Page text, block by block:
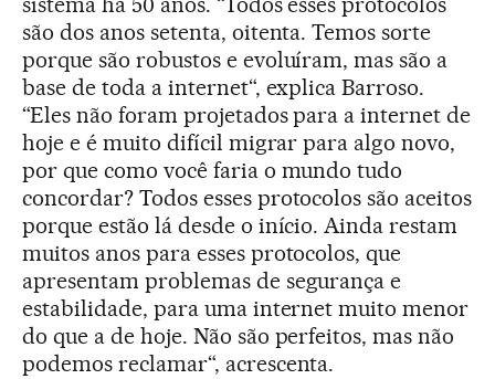
são dos anos setenta, oitenta. Temos sorte
porque são robustos e evoluíram, mas são a
base de toda a internet“, explica Barroso.
“Eles não foram projetados para a internet de
hoje e é muito difícil migrar para algo novo,
por que como você faria o mundo tudo
concordar? Todos esses protocolos são aceitos
porque estão lá desde o início. Ainda restam
muitos anos para esses protocolos, que
apresentam problemas de segurança e
estabilidade, para uma internet muito menor
do que a de hoje. Não são perfeitos, mas não
podemos reclamar“, acrescenta.